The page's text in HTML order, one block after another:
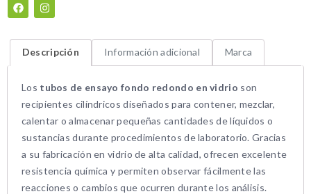
Descripción Información adicional Marca
Los tubos de ensayo fondo redondo en vidrio son
recipientes cilíndricos diseñados para contener, mezclar,
calentar o almacenar pequeñas cantidades de líquidos o
sustancias durante procedimientos de laboratorio. Gracias
a su fabricación en vidrio de alta calidad, ofrecen excelente
resistencia química y permiten observar fácilmente las
reacciones o cambios que ocurren durante los análisis.